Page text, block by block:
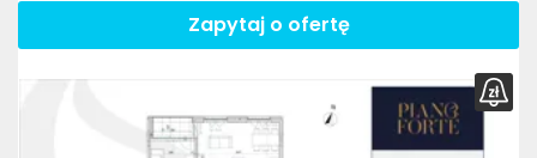
Zapytaj o ofertę